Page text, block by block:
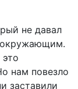
не давал
окружающим.
нам повезло
заставили